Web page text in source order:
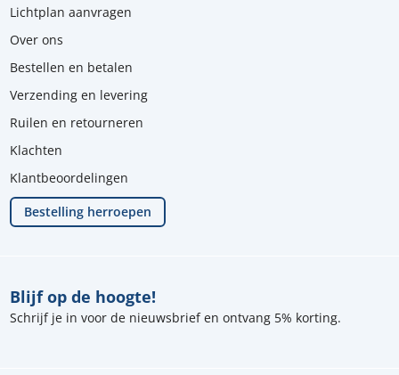
Blijf op de hoogte!
Schrijf je in voor de nieuwsbrief en ontvang 5% korting.
Lichtplan aanvragen
Over ons
Bestellen en betalen
Verzending en levering
Ruilen en retourneren
Klachten
Klantbeoordelingen
Bestelling herroepen